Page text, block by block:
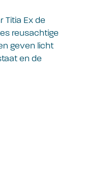
Titia Ex de
reusachtige
geven licht
en de